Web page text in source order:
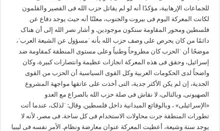
للجماعات الإرهابیة، مؤکدًا أنه لو لم یقاتل حزب الله فی القصیر والقلمون
لکانت المعرکة الیوم فی بیروت والجنوب، معلنًا أنه حیث یوجد دفاع عن
فلسطین ومحور المقاومة سنکون موجودین. و أشار نصر الله إلی أن هناک
دائمًا من کان یحرص علی وصف حزب الله بأنه ˈمسؤول عن الشیعة العربˈ،
موضحًا أن ˈالحزب کان مطروحاً وطنیاً وعلی مستوی المنطقة کمقاومة ضد
إسرائیل، وحقق فی هذه المعرکة انجازات عظیمة وانتصارات کبیرة، وکان
واضحاً لدی الحکومات العربیة وکل القوی السیاسیة أن الحزب من القوی
الجدیة، إن لم یکن الأکثر جدیة، التی أخذت علی عاتقها مواجهة المشروع
الصهیونی. وبالتالی، لا نقاش فی صلة حزب الله بالصراع مع العدو
«الإسرائیلی» ، وبالوقائع المیدانیة داخل فلسطین. وقال: ˈلذلک، عندما أتت
تطورات المنطقة جرت محاولات الاستخدام فی کل ساحة. فی مصر، لأنه لا
یوجد سنة وشیعة، أعطیت المعرکة عنوان معارضة ونظام. الأمر نفسه فی لیبیا